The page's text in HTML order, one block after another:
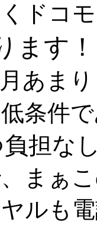
ドコ
ます！
あま
条件
担な
まぁ
ルも